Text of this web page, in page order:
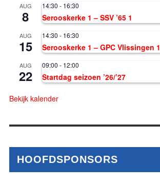
AUG
8
14:30 - 16:30
Serooskerke 1 – SSV ’65 1
AUG
15
14:30 - 16:30
Serooskerke 1 – GPC Vlissingen 1
AUG
22
09:00 - 12:00
Startdag seizoen ’26/’27
Bekijk kalender
HOOFDSPONSORS